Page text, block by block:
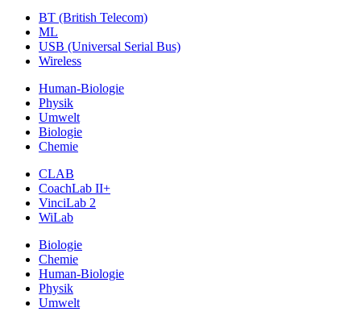
BT (British Telecom)
ML
USB (Universal Serial Bus)
Wireless
Human-Biologie
Physik
Umwelt
Biologie
Chemie
CLAB
CoachLab II+
VinciLab 2
WiLab
Biologie
Chemie
Human-Biologie
Physik
Umwelt